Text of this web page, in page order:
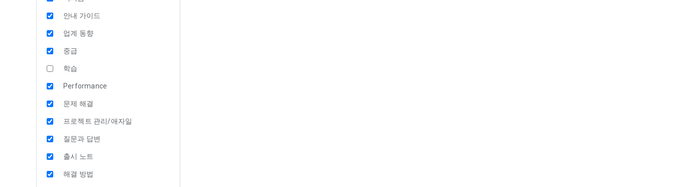
안내 가이드
업계 동향
중급
학습
Performance
문제 해결
프로젝트 관리/애자일
질문과 답변
출시 노트
해결 방법